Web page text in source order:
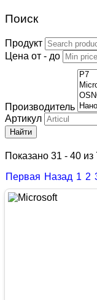
Поиск
Продукт
Цена от - до
Производитель
Артикул
Найти
Показано 31 - 40 из
Первая Назад 1 2